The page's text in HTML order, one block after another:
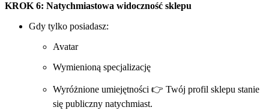
KROK 6: Natychmiastowa widoczność sklepu
Gdy tylko posiadasz:
Avatar
Wymienioną specjalizację
Wyróżnione umiejętności 👉 Twój profil sklepu stanie
się publiczny natychmiast.